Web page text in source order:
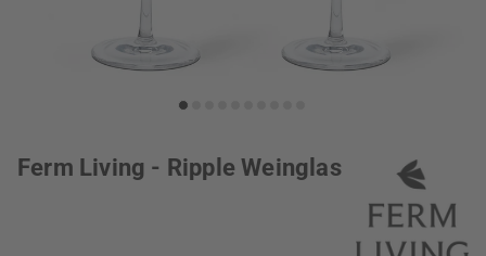
Ferm Living - Ripple Weinglas